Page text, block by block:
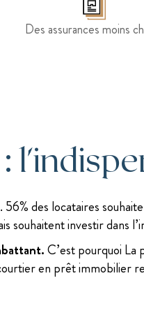
Des assurances moins
des locataires
souhaitent investir dans
C’est pourquoi
en prêt immobilier